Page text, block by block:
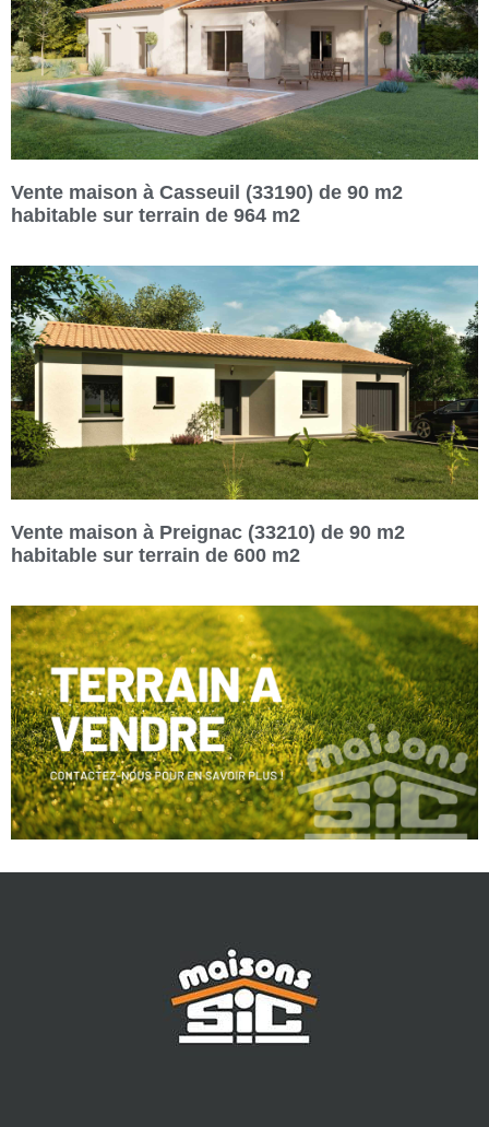
Vente maison à Casseuil (33190) de 90 m2
habitable sur terrain de 964 m2
Vente maison à Preignac (33210) de 90 m2
habitable sur terrain de 600 m2